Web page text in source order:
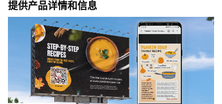
提供产品详情和信息